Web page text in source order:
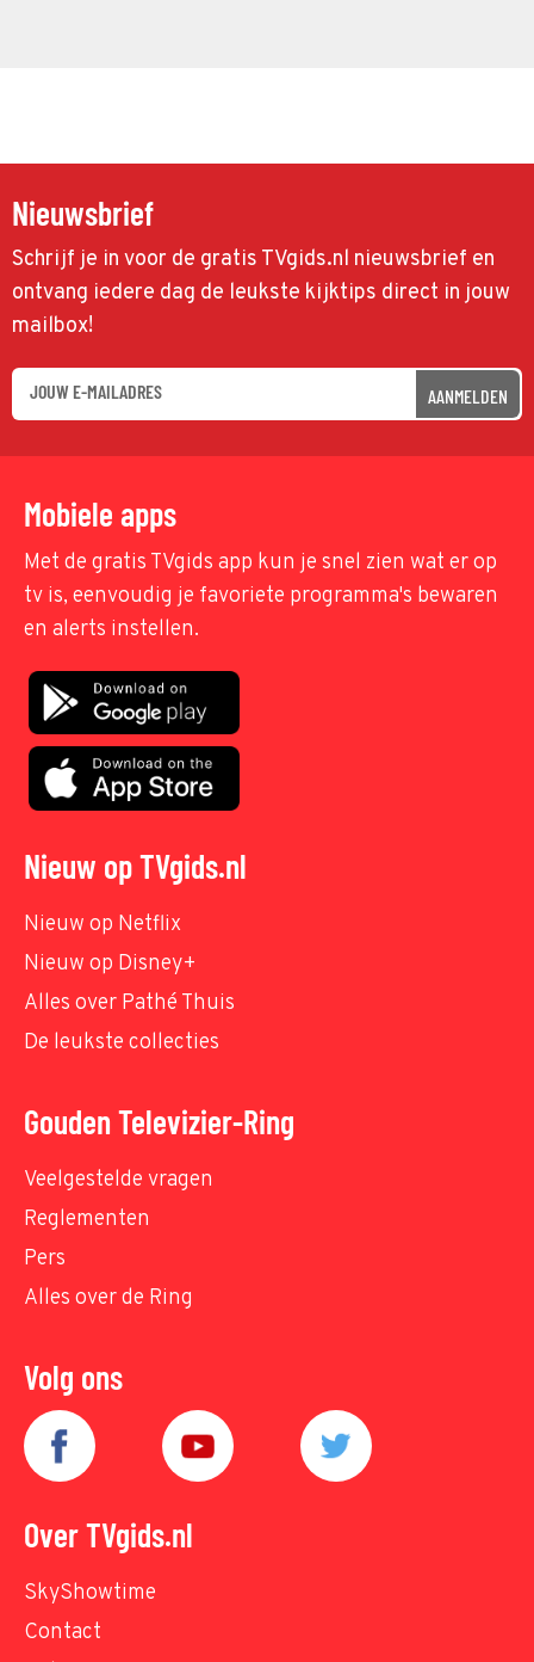
Nieuwsbrief
Schrijf je in voor de gratis TVgids.nl nieuwsbrief en
ontvang iedere dag de leukste kijktips direct in jouw
mailbox!
AANMELDEN
Mobiele apps
Met de gratis TVgids app kun je snel zien wat er op
tv is, eenvoudig je favoriete programma's bewaren
en alerts instellen.
Nieuw op TVgids.nl
Nieuw op Netflix
Nieuw op Disney+
Alles over Pathé Thuis
De leukste collecties
Gouden Televizier-Ring
Veelgestelde vragen
Reglementen
Pers
Alles over de Ring
Volg ons
Over TVgids.nl
SkyShowtime
Contact